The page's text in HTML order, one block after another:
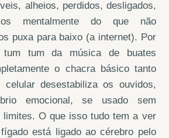
alheios, perdidos, desligados,
mentalmente do que não
puxa para baixo (a internet). Por
tum da música de buates
o chacra básico tanto
celular desestabiliza os ouvidos,
emocional, se usado sem
limites. O que isso tudo tem a ver
está ligado ao cérebro pelo